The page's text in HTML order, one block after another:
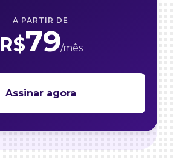
A PARTIR DE
R$79/mês
Assinar agora